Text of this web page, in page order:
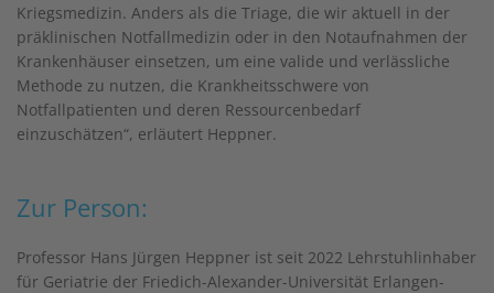
Kriegsmedizin. Anders als die Triage, die wir aktuell in der
präklinischen Notfallmedizin oder in den Notaufnahmen der
Krankenhäuser einsetzen, um eine valide und verlässliche
Methode zu nutzen, die Krankheitsschwere von
Notfallpatienten und deren Ressourcenbedarf
einzuschätzen“, erläutert Heppner.
Zur Person:
Professor Hans Jürgen Heppner ist seit 2022 Lehrstuhlinhaber
für Geriatrie der Friedich-Alexander-Universität Erlangen-